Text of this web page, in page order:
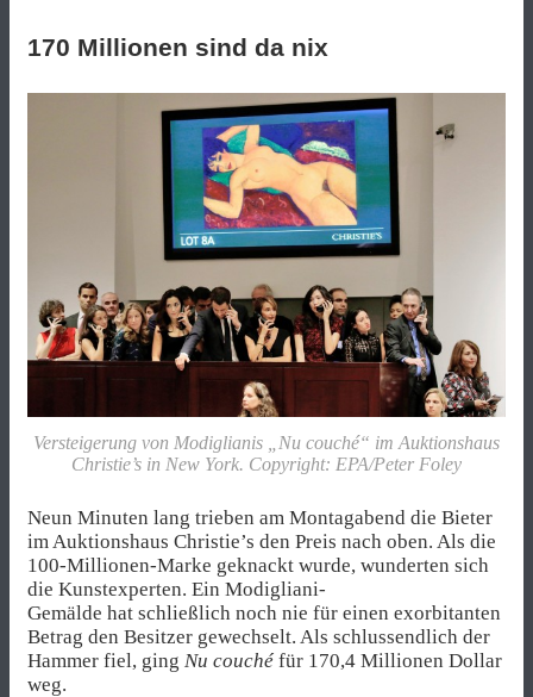
170 Millionen sind da nix
Versteigerung von Modiglianis „Nu couché“ im Auktionshaus
Christie’s in New York. Copyright: EPA/Peter Foley
Neun Minuten lang trieben am Montagabend die Bieter
im Auktionshaus Christie’s den Preis nach oben. Als die
100-Millionen-Marke geknackt wurde, wunderten sich
die Kunstexperten. Ein Modigliani-
Gemälde hat schließlich noch nie für einen exorbitanten
Betrag den Besitzer gewechselt. Als schlussendlich der
Hammer fiel, ging Nu couché für 170,4 Millionen Dollar
weg.